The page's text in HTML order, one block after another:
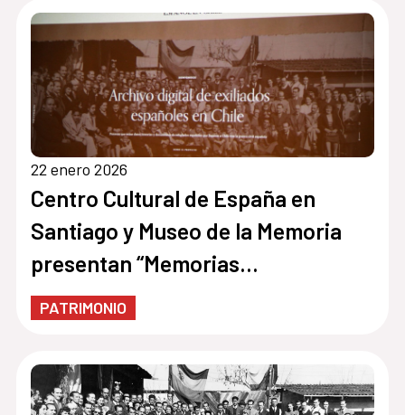
22 enero 2026
Centro Cultural de España en
Santiago y Museo de la Memoria
presentan “Memorias
Compartidas” un proyecto para
preservar y activar la memoria del
exilio español en Chile
PATRIMONIO